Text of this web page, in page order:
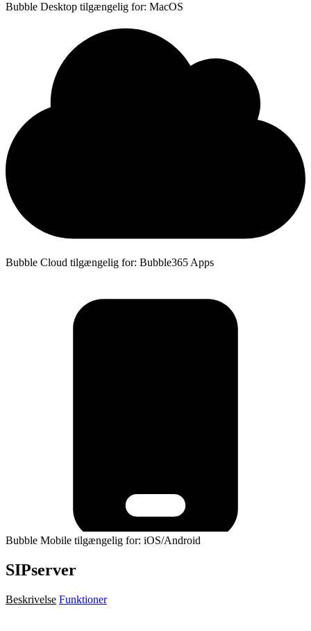
Bubble Desktop tilgængelig for: MacOS
Bubble Cloud tilgængelig for: Bubble365 Apps
Bubble Mobile tilgængelig for: iOS/Android
SIPserver
Beskrivelse Funktioner